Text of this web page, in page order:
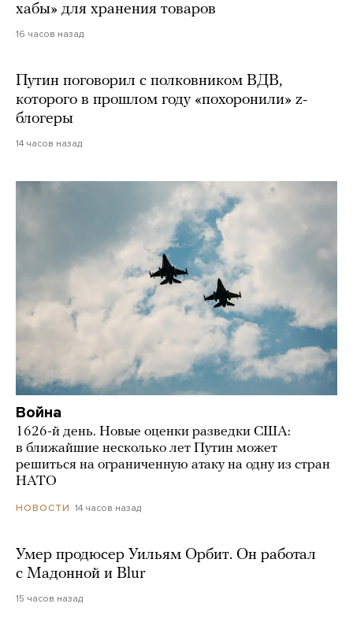
хабы» для хранения товаров
16 часов назад
Путин поговорил с полковником ВДВ,
которого в прошлом году «похоронили» z-
блогеры
14 часов назад
Война
1626-й день. Новые оценки разведки США:
в ближайшие несколько лет Путин может
решиться на ограниченную атаку на одну из стран
НАТО
НОВОСТИ 14 часов назад
Умер продюсер Уильям Орбит. Он работал
с Мадонной и Blur
15 часов назад